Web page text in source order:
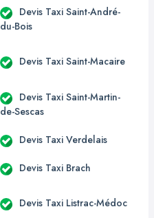
Devis Taxi Saint-André-
du-Bois
Devis Taxi Saint-Macaire
Devis Taxi Saint-Martin-
de-Sescas
Devis Taxi Verdelais
Devis Taxi Brach
Devis Taxi Listrac-Médoc